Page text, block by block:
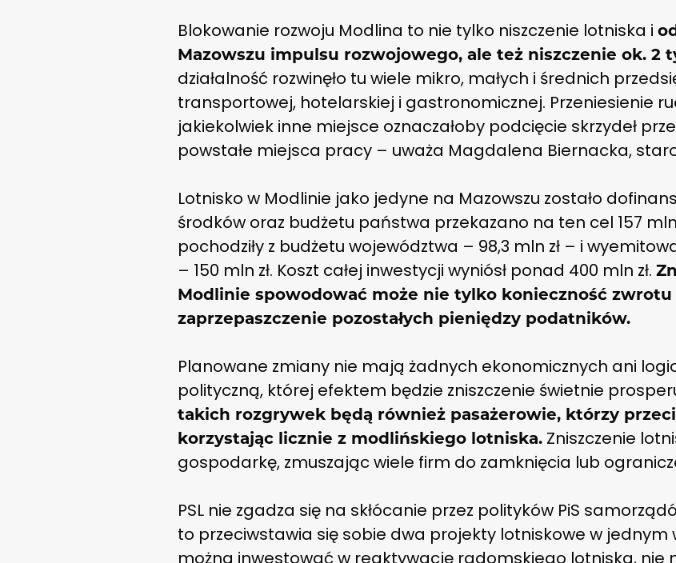
Blokowanie rozwoju Modlina to nie tylko niszczenie lotniska i
Mazowszu impulsu rozwojowego, ale też niszczenie ok. 2
działalność rozwinęło tu wiele mikro, małych i średnich
transportowej, hotelarskiej i gastronomicznej. Przeniesienie
jakiekolwiek inne miejsce oznaczałoby podcięcie skrzydeł
powstałe miejsca pracy – uważa Magdalena Biernacka,
Lotnisko w Modlinie jako jedyne na Mazowszu zostało
środków oraz budżetu państwa przekazano na ten cel 157 mln
pochodziły z budżetu województwa – 98,3 mln zł – i
– 150 mln zł. Koszt całej inwestycji wyniósł ponad 400 mln zł.
Modlinie spowodować może nie tylko konieczność
zaprzepaszczenie pozostałych pieniędzy podatników.
Planowane zmiany nie mają żadnych ekonomicznych ani
polityczną, której efektem będzie zniszczenie świetnie
takich rozgrywek będą również pasażerowie, którzy
korzystając licznie z modlińskiego lotniska. Zniszczenie
gospodarkę, zmuszając wiele firm do zamknięcia lub
PSL nie zgadza się na skłócanie przez polityków PiS
to przeciwstawia się sobie dwa projekty lotniskowe w jednym
można inwestować w reaktywację radomskiego lotniska, nie